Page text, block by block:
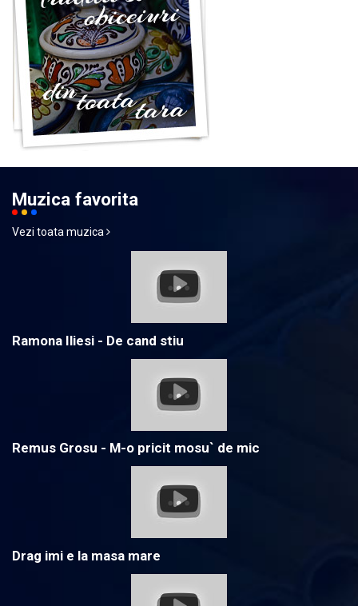
Muzica favorita
Vezi toata muzica
Ramona Iliesi - De cand stiu
Remus Grosu - M-o pricit mosu` de mic
Drag imi e la masa mare